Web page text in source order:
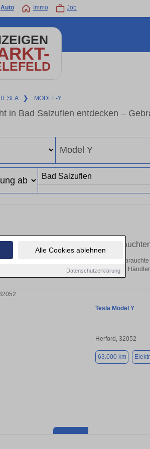
Alle Cookies ablehnen
Datenschutzerklärung
Auto Immo Job
TESLA ❯ MODEL-Y
in Bad Salzuflen entdecken –
Sie in Bad Salzuflen Ihren
Y Gebrauchtwagen? Entdecken Sie
Preisklassen von privat und vom Händler.
Tesla Model Y
Herford, 32052
63.000 km